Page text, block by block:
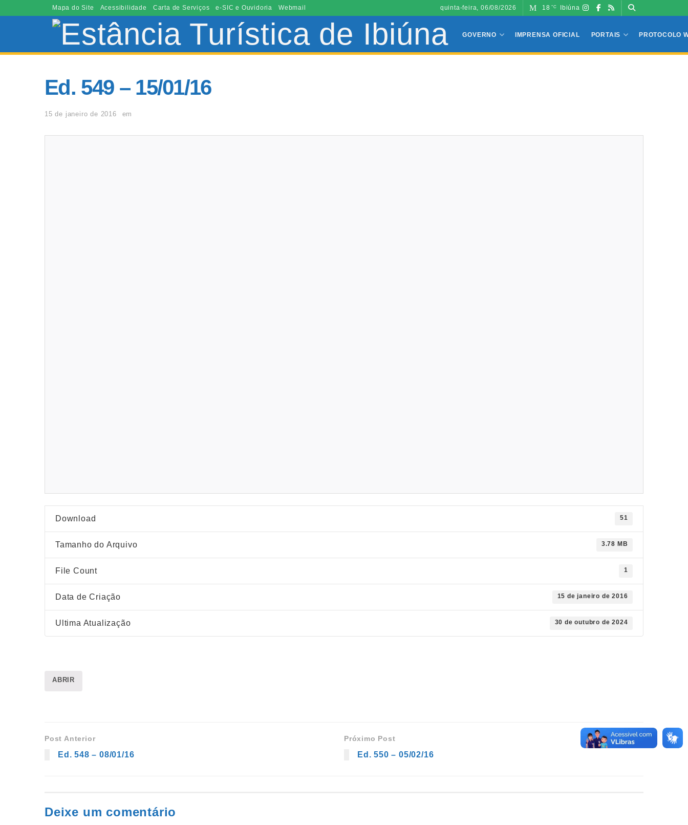
Mapa do Site Acessibilidade Carta de Serviços e-SIC e Ouvidoria Webmail quinta-feira, 06/08/2026 18 °C Ibiúna
GOVERNO IMPRENSA OFICIAL PORTAIS PROTOCOLO
Ed. 549 – 15/01/16
15 de janeiro de 2016 em
Download 51
Tamanho do Arquivo 3.78 MB
File Count 1
Data de Criação 15 de janeiro de 2016
Ultima Atualização 30 de outubro de 2024
ABRIR
Post Anterior
Ed. 548 – 08/01/16
Próximo Post
Ed. 550 – 05/02/16
Deixe um comentário